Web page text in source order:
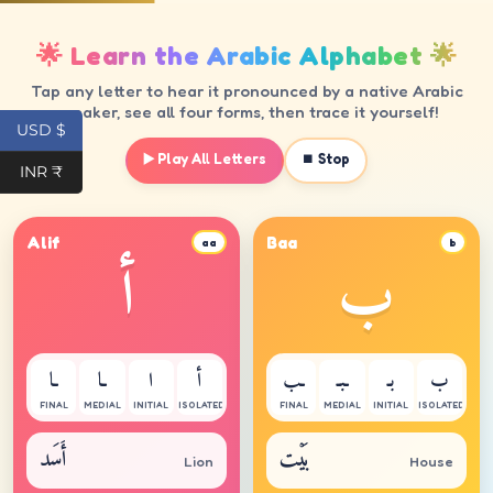
USD $
INR ₹